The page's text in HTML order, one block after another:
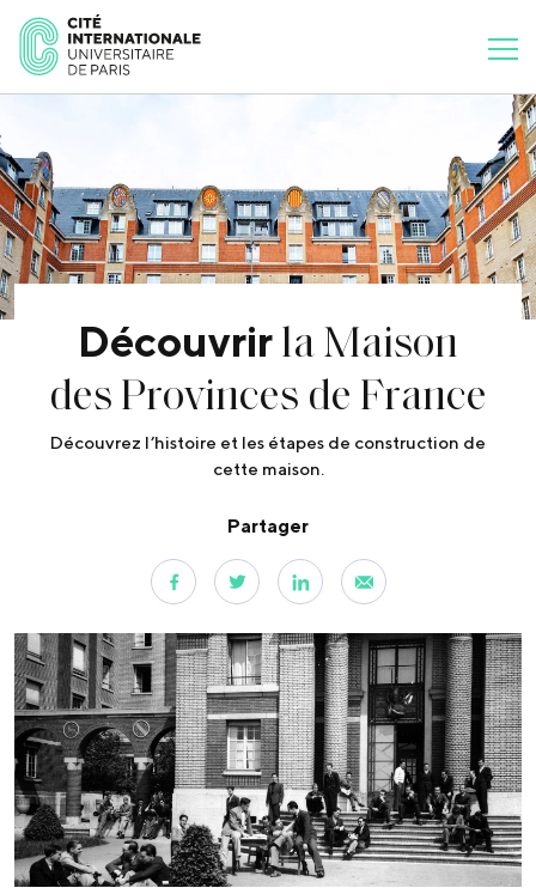
Découvrirla Maison
des Provinces de France
Découvrez l’histoire et les étapes de construction de
cette maison.
Partager